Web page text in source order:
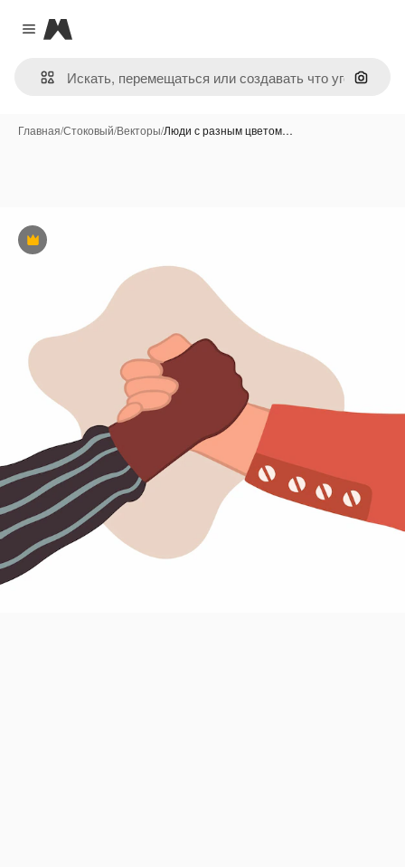
Close menu
Magnific
Поиск
Главная/Стоковый/Векторы/Люди с разным цветом…
Премиум